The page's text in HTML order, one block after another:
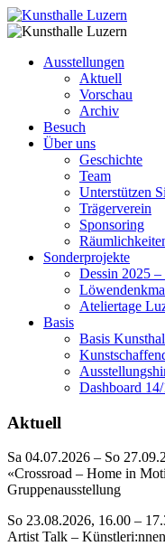
Ausstellungen
Aktuell
Vorschau
Archiv
Besuch
Über uns
Geschichte
Team
Unterstützen
Trägerverein
Sponsoring
Sonderprojekte
Dessin 2025
Ateliertage
Basis
Basis
Dashboard
Aktuell
Sa 04.07.2026 – So
«Crossroad – Home in
Gruppenausstellung
So 23.08.2026, 16.00 –
Artist Talk –